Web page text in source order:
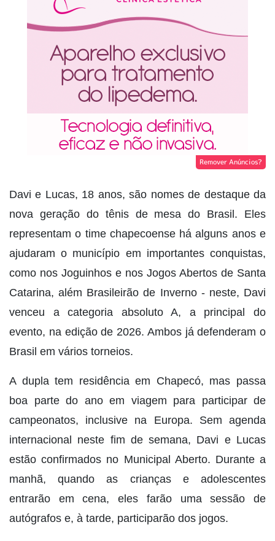
Remover Anúncios?
Davi e Lucas, 18 anos, são nomes de destaque da
nova geração do tênis de mesa do Brasil. Eles
representam o time chapecoense há alguns anos e
ajudaram o município em importantes conquistas,
como nos Joguinhos e nos Jogos Abertos de Santa
Catarina, além Brasileirão de Inverno - neste, Davi
venceu a categoria absoluto A, a principal do
evento, na edição de 2026. Ambos já defenderam o
Brasil em vários torneios.
A dupla tem residência em Chapecó, mas passa
boa parte do ano em viagem para participar de
campeonatos, inclusive na Europa. Sem agenda
internacional neste fim de semana, Davi e Lucas
estão confirmados no Municipal Aberto. Durante a
manhã, quando as crianças e adolescentes
entrarão em cena, eles farão uma sessão de
autógrafos e, à tarde, participarão dos jogos.